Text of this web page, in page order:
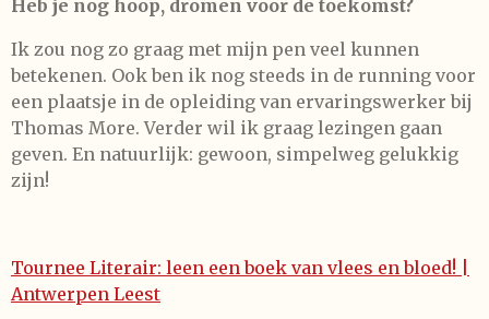
Heb je nog hoop, dromen voor de toekomst?
Ik zou nog zo graag met mijn pen veel kunnen
betekenen. Ook ben ik nog steeds in de running voor
een plaatsje in de opleiding van ervaringswerker bij
Thomas More. Verder wil ik graag lezingen gaan
geven. En natuurlijk: gewoon, simpelweg gelukkig
zijn!
Tournee Literair: leen een boek van vlees en bloed! |
Antwerpen Leest